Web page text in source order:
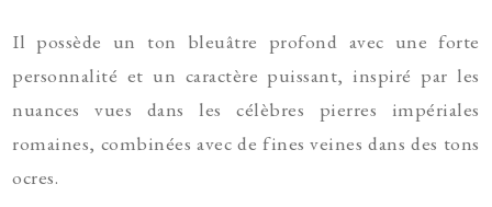
Il possède un ton bleuâtre profond avec une forte
personnalité et un caractère puissant, inspiré par les
nuances vues dans les célèbres pierres impériales
romaines, combinées avec de fines veines dans des tons
ocres.